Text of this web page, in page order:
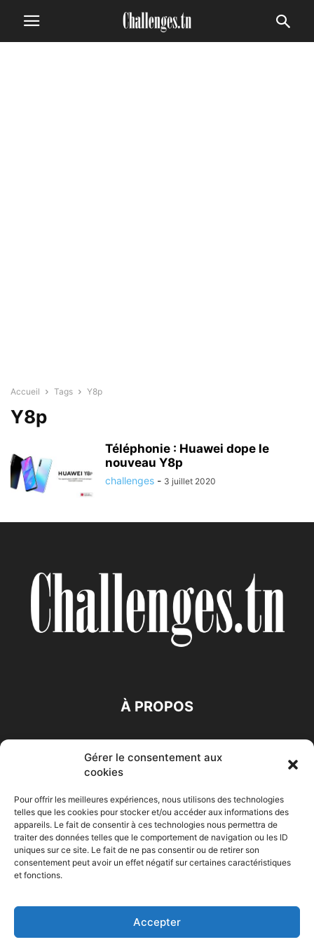
Gérer le consentement aux
cookies
Pour offrir les meilleures expériences, nous utilisons des technologies
telles que les cookies pour stocker et/ou accéder aux informations des
appareils. Le fait de consentir à ces technologies nous permettra de
traiter des données telles que le comportement de navigation ou les ID
uniques sur ce site. Le fait de ne pas consentir ou de retirer son
consentement peut avoir un effet négatif sur certaines caractéristiques
et fonctions.
Accepter
Accueil Tags Y8p
Y8p
Téléphonie : Huawei dope le
nouveau Y8p
challenges - 3 juillet 2020
À PROPOS
Accueil Economie Entreprises Entrepreneur
Maghreb
© Challenges.tn By AAKOM.DIGITAL